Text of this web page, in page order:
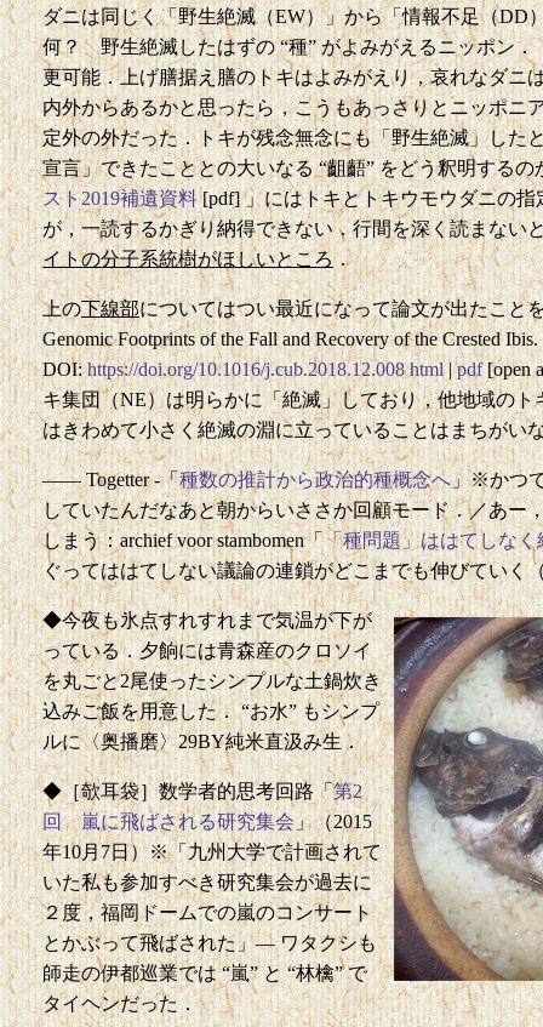
ダニは同じく「野生絶滅（EW）」から「情報不足（DD
何？ 野生絶滅したはずの “種” がよみがえるニッポン．
更可能．上げ膳据え膳のトキはよみがえり，哀れなダニ
内外からあるかと思ったら，こうもあっさりとニッポニ
定外の外だった．トキが残念無念にも「野生絶滅」した
宣言」できたこととの大いなる “齟齬” をどう釈明する
スト2019補遺資料[pdf] 」にはトキとトキウモウダニの
が，一読するかぎり納得できない．行間を深く読まな
イトの分子系統樹がほしいところ．
上の下線部についてはつい最近になって論文が出たことを
Genomic Footprints of the Fall and Recovery of the Crested Ibis.
DOI:https://doi.org/10.1016/j.cub.2018.12.008 html|pdf[open
キ集団（NE）は明らかに「絶滅」しており，他地域の
はきわめて小さく絶滅の淵に立っていることはまちがい
—— Togetter -「種数の推計から政治的種概念へ」※かつ
していたんだなあと朝からいささか回顧モード．／あー
しまう：archief voor stambomen「「種問題」ははてしなく
ぐってははてしない議論の連鎖がどこまでも伸びていく
◆今夜も氷点すれすれまで気温が下が
っている．夕餉には青森産のクロソイ
を丸ごと2尾使ったシンプルな土鍋炊き
込みご飯を用意した． “お水” もシンプ
ルに〈奥播磨〉29BY純米直汲み生．
◆［欹耳袋］数学者的思考回路「第2
回 嵐に飛ばされる研究集会」（2015
年10月7日）※「九州大学で計画されて
いた私も参加すべき研究集会が過去に
２度，福岡ドームでの嵐のコンサート
とかぶって飛ばされた」— ワタクシも
師走の伊都巡業では “嵐” と “林檎” で
タイヘンだった．